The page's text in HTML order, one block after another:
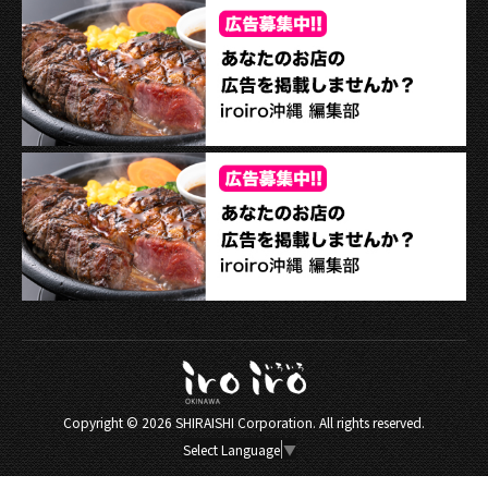
Copyright ©2026 SHIRAISHI Corporation. All rights reserved.
Select Language ▼